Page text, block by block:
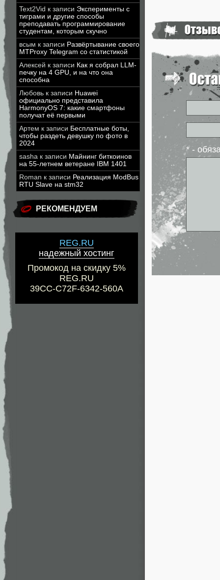
Text2Vid к записи Эксперименты с
тиграми и другие способы
преподавать программирование
студентам, которым скучно
всым к записи Развёртывание своего
MTProxy Telegram со статистикой
Алексей к записи Как я собрал LLM-
печку на 4 GPU, и на что она
способна
Любовь к записи Huawei
официально представила
HarmonyOS 7: какие смартфоны
получат её первыми
Артем к записи Бесплатные боты,
чтобы раздеть девушку по фото в
2024
sasha к записи Майнинг биткоинов
на 55-летнем ветеране IBM 1401
Roman к записи Реализация ModBus
RTU Slave на stm32
РЕКОМЕНДУЕМ
REG.RU
надежный хостинг
Промокод на скидку 5%
REG.RU
39CC-C72F-6342-560A
* -